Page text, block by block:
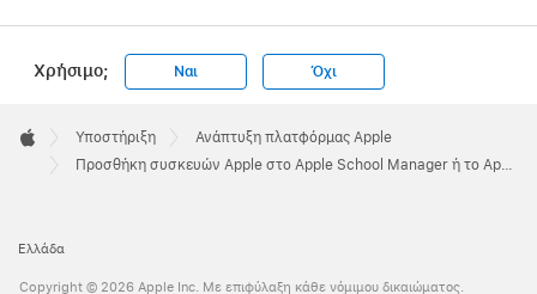
Χρήσιμο; Ναι Όχι
Footer

Apple
Υποστήριξη
Ανάπτυξη πλατφόρμας Apple
Προσθήκη συσκευών Apple στο Apple School Manager ή το Apple Business
Ελλάδα
Copyright © 2026 Apple Inc. Με επιφύλαξη κάθε νόμιμου δικαιώματος.